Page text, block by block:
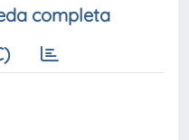
completa